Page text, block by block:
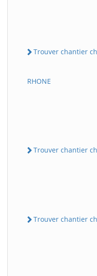
Trouver chantier
RHONE
Trouver chantier
Trouver chantier